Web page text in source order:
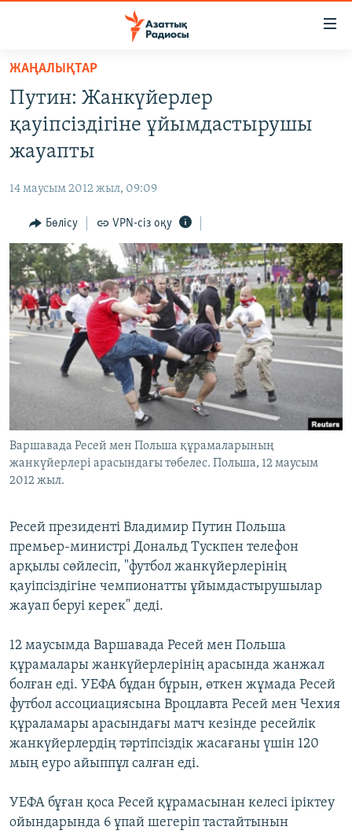
Skip
main
content
to
main
Navigation
to
Search
САЯСАТ
AZATTYQTV
АДАМ ҚҰҚЫҚТАРЫ
ӘЛЕУМЕТ
ӘЛЕМ
АРНАЙЫ ЖОБАЛАР
Русский
ЖАЗЫЛЫҢЫЗ
Басқа тілдерде
ЖАҢАЛЫҚТАР
Путин: Жанкүйерлер
қауіпсіздігіне ұйымдастырушы
жауапты
14 маусым 2012 жыл, 09:09
Бөлісу VPN-сіз оқу
Варшавада Ресей мен Польша құрамаларының
жанкүйерлері арасындағы төбелес. Польша, 12 маусым
2012 жыл.
Ресей президенті Владимир Путин Польша
премьер-министрі Дональд Тускпен телефон
арқылы сөйлесіп, "футбол жанкүйерлерінің
қауіпсіздігіне чемпионатты ұйымдастырушылар
жауап беруі керек" деді.
12 маусымда Варшавада Ресей мен Польша
құрамалары жанкүйерлерінің арасында жанжал
болған еді. УЕФА бұдан бұрын, өткен жұмада Ресей
футбол ассоциациясына Вроцлавта Ресей мен Чехия
құраламары арасындағы матч кезінде ресейлік
жанкүйерлердің тәртіпсіздік жасағаны үшін 120
мың еуро айыппұл салған еді.
УЕФА бұған қоса Ресей құрамасынан келесі іріктеу
ойындарында 6 ұпай шегеріп тастайтынын